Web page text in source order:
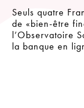
Seuls quatre
de «bien-être
l’Observatoire
la banque en